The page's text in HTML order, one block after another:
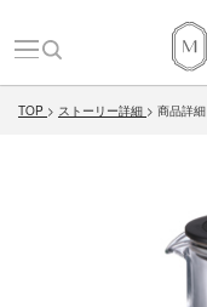
TOP ストーリー詳細 商品詳細